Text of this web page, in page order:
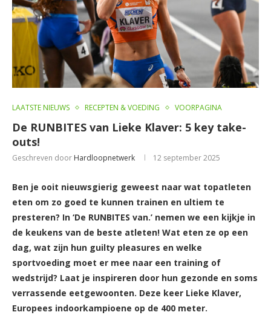
LAATSTE NIEUWS RECEPTEN & VOEDING VOORPAGINA
De RUNBITES van Lieke Klaver: 5 key take-
outs!
Geschreven door Hardloopnetwerk 12 september 2025
Ben je ooit nieuwsgierig geweest naar wat topatleten
eten om zo goed te kunnen trainen en ultiem te
presteren? In ‘De RUNBITES van.’ nemen we een kijkje in
de keukens van de beste atleten! Wat eten ze op een
dag, wat zijn hun guilty pleasures en welke
sportvoeding moet er mee naar een training of
wedstrijd? Laat je inspireren door hun gezonde en soms
verrassende eetgewoonten. Deze keer Lieke Klaver,
Europees indoorkampioene op de 400 meter.